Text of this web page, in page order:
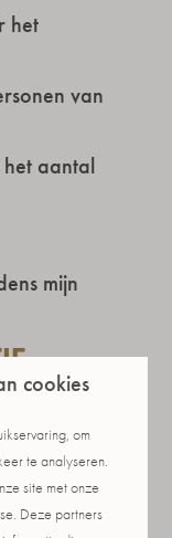
het
van
aantal
mijn
het park?
cookies
om
te analyseren.
site met onze
Deze partners